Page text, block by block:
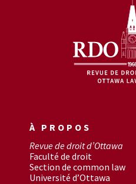
À PROPOS
Revue de droit d’Ottawa
Faculté de droit
Section de common law
Université d’Ottawa